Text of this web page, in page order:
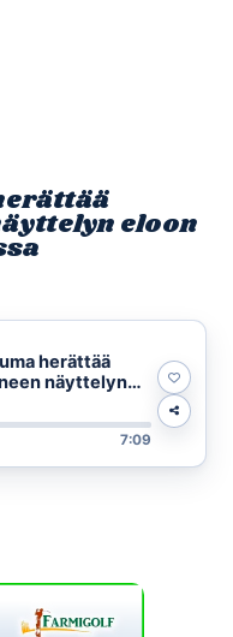
eloon
herättää
näyttelyn
Vapriikissa
7:09